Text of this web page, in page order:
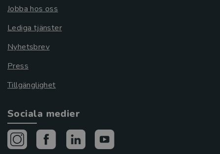
Jobba hos oss
Lediga tjänster
Nyhetsbrev
Press
Tillgänglighet
Sociala medier